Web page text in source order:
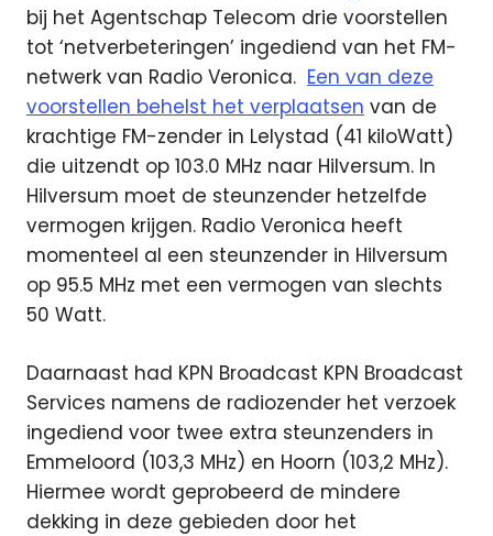
bij het Agentschap Telecom drie voorstellen
tot ‘netverbeteringen’ ingediend van het FM-
netwerk van Radio Veronica. Een van deze
voorstellen behelst het verplaatsen van de
krachtige FM-zender in Lelystad (41 kiloWatt)
die uitzendt op 103.0 MHz naar Hilversum. In
Hilversum moet de steunzender hetzelfde
vermogen krijgen. Radio Veronica heeft
momenteel al een steunzender in Hilversum
op 95.5 MHz met een vermogen van slechts
50 Watt.
Daarnaast had KPN Broadcast KPN Broadcast
Services namens de radiozender het verzoek
ingediend voor twee extra steunzenders in
Emmeloord (103,3 MHz) en Hoorn (103,2 MHz).
Hiermee wordt geprobeerd de mindere
dekking in deze gebieden door het